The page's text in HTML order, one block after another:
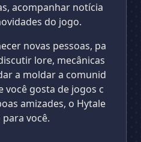
acompanhar notícia
do jogo.
novas pessoas, pa
lore, mecânicas
a moldar a comunid
você gosta de jogos c
amizades, o Hytale
você.